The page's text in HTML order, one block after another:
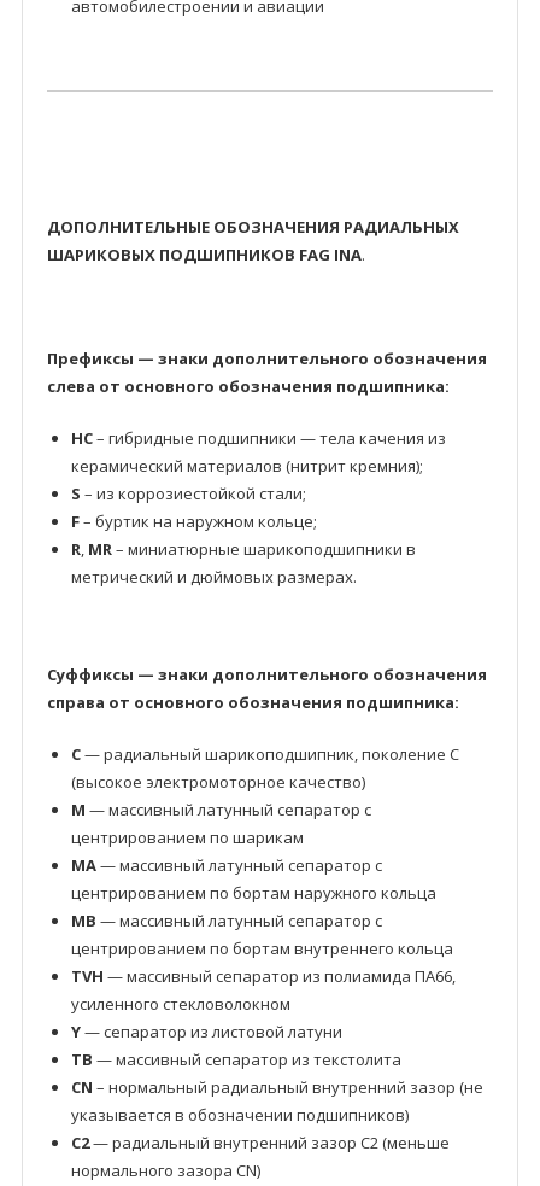
автомобилестроении и авиации
ДОПОЛНИТЕЛЬНЫЕ ОБОЗНАЧЕНИЯ РАДИАЛЬНЫХ
ШАРИКОВЫХ ПОДШИПНИКОВ FAG INA.
Префиксы — знаки дополнительного обозначения
слева от основного обозначения подшипника:
HC– гибридные подшипники — тела качения из
керамический материалов (нитрит кремния);
S – из коррозиестойкой стали;
F– буртик на наружном кольце;
R, MR– миниатюрные шарикоподшипники в
метрический и дюймовых размерах.
Суффиксы — знаки дополнительного обозначения
справа от основного обозначения подшипника:
C— радиальный шарикоподшипник, поколение C
(высокое электромоторное качество)
M — массивный латунный сепаратор с
центрированием по шарикам
MA— массивный латунный сепаратор с
центрированием по бортам наружного кольца
MB — массивный латунный сепаратор с
центрированием по бортам внутреннего кольца
TVH — массивный сепаратор из полиамида ПА66,
усиленного стекловолокном
Y— сепаратор из листовой латуни
TB — массивный сепаратор из текстолита
CN – нормальный радиальный внутренний зазор (не
указывается в обозначении подшипников)
C2— радиальный внутренний зазор C2 (меньше
нормального зазора CN)